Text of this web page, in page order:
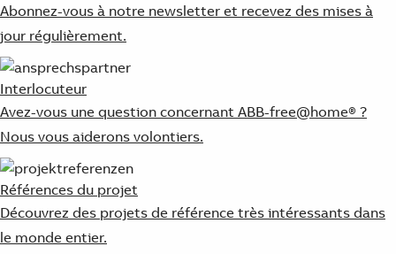
Abonnez-vous à notre newsletter et recevez des mises à
jour régulièrement.
Interlocuteur
Avez-vous une question concernant ABB-free@home® ?
Nous vous aiderons volontiers.
Références du projet
Découvrez des projets de référence très intéressants dans
le monde entier.